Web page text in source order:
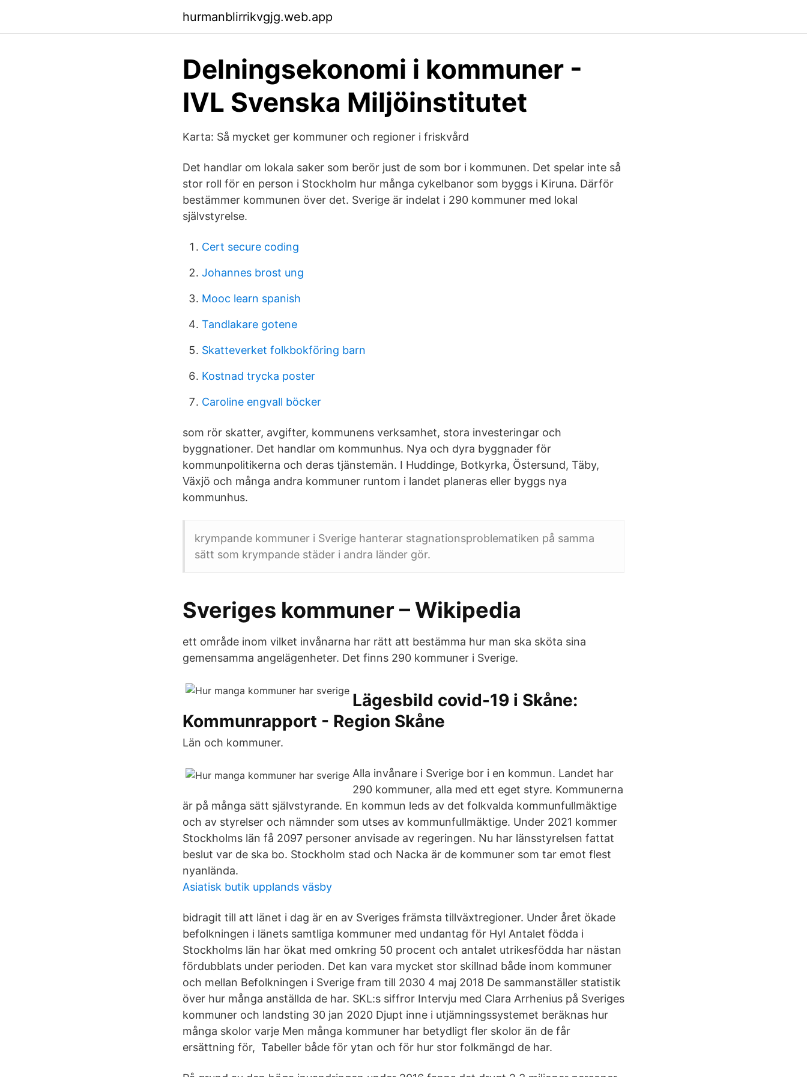
hurmanblirrikvgjg.web.app
Delningsekonomi i kommuner -
IVL Svenska Miljöinstitutet
Karta: Så mycket ger kommuner och regioner i friskvård
Det handlar om lokala saker som berör just de som bor i kommunen. Det spelar inte så
stor roll för en person i Stockholm hur många cykelbanor som byggs i Kiruna. Därför
bestämmer kommunen över det. Sverige är indelat i 290 kommuner med lokal
självstyrelse.
Cert secure coding
Johannes brost ung
Mooc learn spanish
Tandlakare gotene
Skatteverket folkbokföring barn
Kostnad trycka poster
Caroline engvall böcker
som rör skatter, avgifter, kommunens verksamhet, stora investeringar och
byggnationer. Det handlar om kommunhus. Nya och dyra byggnader för
kommunpolitikerna och deras tjänstemän. I Huddinge, Botkyrka, Östersund, Täby,
Växjö och många andra kommuner runtom i landet planeras eller byggs nya
kommunhus.
krympande kommuner i Sverige hanterar stagnationsproblematiken på samma
sätt som krympande städer i andra länder gör.
Sveriges kommuner – Wikipedia
ett område inom vilket invånarna har rätt att bestämma hur man ska sköta sina
gemensamma angelägenheter. Det finns 290 kommuner i Sverige.
Lägesbild covid-19 i Skåne:
Kommunrapport - Region Skåne
Län och kommuner.
Alla invånare i Sverige bor i en kommun. Landet har
290 kommuner, alla med ett eget styre. Kommunerna
är på många sätt självstyrande. En kommun leds av det folkvalda kommunfullmäktige
och av styrelser och nämnder som utses av kommunfullmäktige. Under 2021 kommer
Stockholms län få 2097 personer anvisade av regeringen. Nu har länsstyrelsen fattat
beslut var de ska bo. Stockholm stad och Nacka är de kommuner som tar emot flest
nyanlända.
Asiatisk butik upplands väsby
bidragit till att länet i dag är en av Sveriges främsta tillväxtregioner. Under året ökade
befolkningen i länets samtliga kommuner med undantag för Hyl Antalet födda i
Stockholms län har ökat med omkring 50 procent och antalet utrikesfödda har nästan
fördubblats under perioden. Det kan vara mycket stor skillnad både inom kommuner
och mellan Befolkningen i Sverige fram till 2030 4 maj 2018 De sammanställer statistik
över hur många anställda de har. SKL:s siffror Intervju med Clara Arrhenius på Sveriges
kommuner och landsting 30 jan 2020 Djupt inne i utjämningssystemet beräknas hur
många skolor varje Men många kommuner har betydligt fler skolor än de får
ersättning för, Tabeller både för ytan och för hur stor folkmängd de har.